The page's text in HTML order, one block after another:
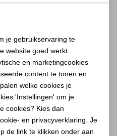
cookies
je gebruikservaring te
website goed werkt.
en marketingcookies
content te tonen en
welke cookies je
'Instellingen' om je
cookies? Kies dan
en privacyverklaring. Je
de link te klikken onder aan